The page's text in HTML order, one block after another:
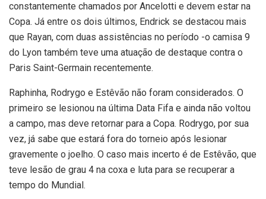
constantemente chamados por Ancelotti e devem estar na
Copa. Já entre os dois últimos, Endrick se destacou mais
que Rayan, com duas assistências no período -o camisa 9
do Lyon também teve uma atuação de destaque contra o
Paris Saint-Germain recentemente.
Raphinha, Rodrygo e Estêvão não foram considerados. O
primeiro se lesionou na última Data Fifa e ainda não voltou
a campo, mas deve retornar para a Copa. Rodrygo, por sua
vez, já sabe que estará fora do torneio após lesionar
gravemente o joelho. O caso mais incerto é de Estêvão, que
teve lesão de grau 4 na coxa e luta para se recuperar a
tempo do Mundial.